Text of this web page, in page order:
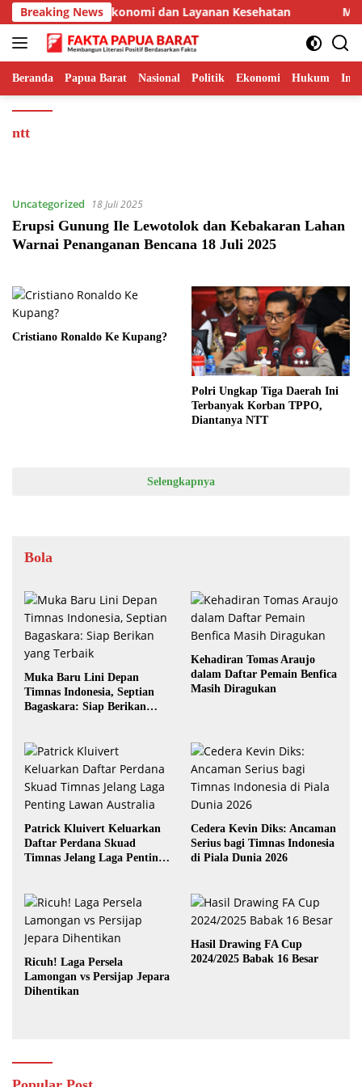
Langsung
ke
konten
Breaking News
untuk Perkuat Ekonomi dan Layanan Kesehatan
Beranda Papua Barat Nasional Politik Ekonomi Hukum
ntt
Uncategorized 18 Juli 2025
Erupsi Gunung Ile Lewotolok dan Kebakaran Lahan
Warnai Penanganan Bencana 18 Juli 2025
Cristiano Ronaldo Ke Kupang?
Polri Ungkap Tiga Daerah Ini
Terbanyak Korban TPPO,
Diantanya NTT
Selengkapnya
Bola
Muka Baru Lini Depan
Timnas Indonesia, Septian
Bagaskara: Siap Berikan
Kehadiran Tomas Araujo
dalam Daftar Pemain Benfica
Masih Diragukan
Patrick Kluivert Keluarkan
Daftar Perdana Skuad
Timnas Jelang Laga Penting
Cedera Kevin Diks: Ancaman
Serius bagi Timnas Indonesia
di Piala Dunia 2026
Ricuh! Laga Persela
Lamongan vs Persijap Jepara
Dihentikan
Hasil Drawing FA Cup
2024/2025 Babak 16 Besar